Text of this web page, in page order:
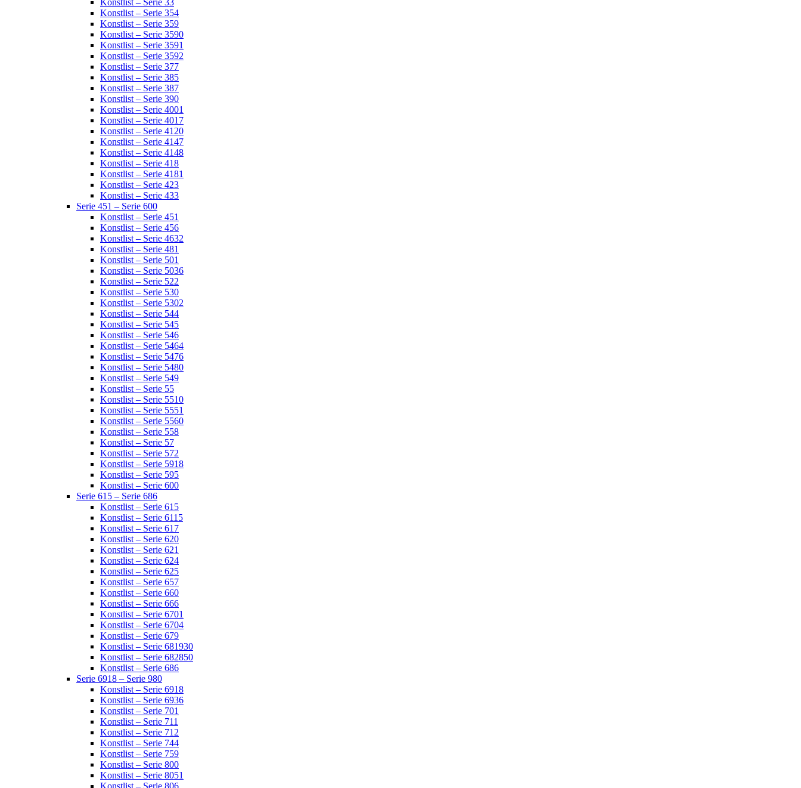
Konstlist – Serie 33
Konstlist – Serie 354
Konstlist – Serie 359
Konstlist – Serie 3590
Konstlist – Serie 3591
Konstlist – Serie 3592
Konstlist – Serie 377
Konstlist – Serie 385
Konstlist – Serie 387
Konstlist – Serie 390
Konstlist – Serie 4001
Konstlist – Serie 4017
Konstlist – Serie 4120
Konstlist – Serie 4147
Konstlist – Serie 4148
Konstlist – Serie 418
Konstlist – Serie 4181
Konstlist – Serie 423
Konstlist – Serie 433
Serie 451 – Serie 600
Konstlist – Serie 451
Konstlist – Serie 456
Konstlist – Serie 4632
Konstlist – Serie 481
Konstlist – Serie 501
Konstlist – Serie 5036
Konstlist – Serie 522
Konstlist – Serie 530
Konstlist – Serie 5302
Konstlist – Serie 544
Konstlist – Serie 545
Konstlist – Serie 546
Konstlist – Serie 5464
Konstlist – Serie 5476
Konstlist – Serie 5480
Konstlist – Serie 549
Konstlist – Serie 55
Konstlist – Serie 5510
Konstlist – Serie 5551
Konstlist – Serie 5560
Konstlist – Serie 558
Konstlist – Serie 57
Konstlist – Serie 572
Konstlist – Serie 5918
Konstlist – Serie 595
Konstlist – Serie 600
Serie 615 – Serie 686
Konstlist – Serie 615
Konstlist – Serie 6115
Konstlist – Serie 617
Konstlist – Serie 620
Konstlist – Serie 621
Konstlist – Serie 624
Konstlist – Serie 625
Konstlist – Serie 657
Konstlist – Serie 660
Konstlist – Serie 666
Konstlist – Serie 6701
Konstlist – Serie 6704
Konstlist – Serie 679
Konstlist – Serie 681930
Konstlist – Serie 682850
Konstlist – Serie 686
Serie 6918 – Serie 980
Konstlist – Serie 6918
Konstlist – Serie 6936
Konstlist – Serie 701
Konstlist – Serie 711
Konstlist – Serie 712
Konstlist – Serie 744
Konstlist – Serie 759
Konstlist – Serie 800
Konstlist – Serie 8051
Konstlist – Serie 806